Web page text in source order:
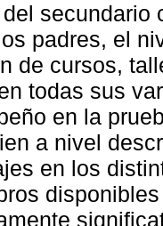
padres, el
de cursos,
todas sus
en la
a nivel
en los